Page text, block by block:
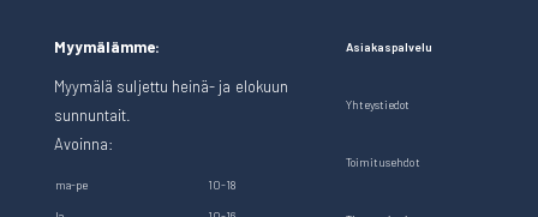
Myymälämme:
Myymälä suljettu heinä- ja elokuun
sunnuntait.
Avoinna:
ma-pe 10-18
Asiakaspalvelu
Yhteystiedot
Toimitusehdot